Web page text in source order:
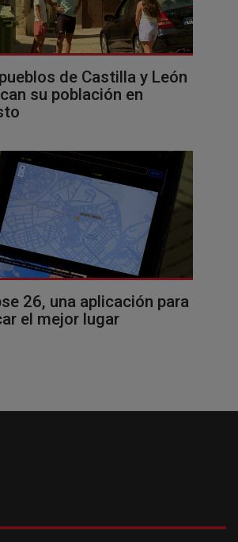
de Castilla y León
su población en
26, una aplicación para
el mejor lugar